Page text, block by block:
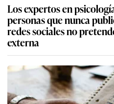
Los expertos en
personas que nunca
redes sociales no
externa